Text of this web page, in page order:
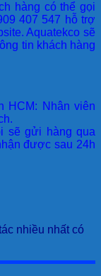
hàng có thể gọi
407 547 hỗ trợ
Aquatekco sẽ
tin khách hàng
HCM: Nhân viên
sẽ gửi hàng qua
được sau 24h
nhiều nhất có